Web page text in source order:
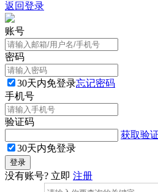
返回登录
账号
密码
30天内免登录忘记密码
手机号
验证码
获取验
30天内免登录
没有账号? 立即 注册